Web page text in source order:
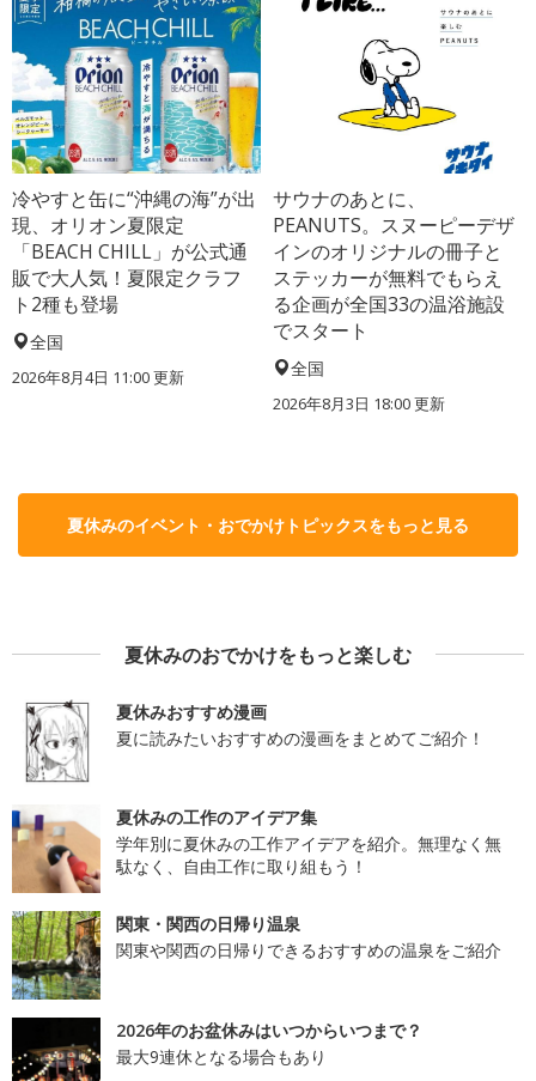
冷やすと缶に“沖縄の海”が出
現、オリオン夏限定
「BEACH CHILL」が公式通
販で大人気！夏限定クラフ
ト2種も登場
全国
2026年8月4日 11:00更新
サウナのあとに、
PEANUTS。スヌーピーデザ
インのオリジナルの冊子と
ステッカーが無料でもらえ
る企画が全国33の温浴施設
でスタート
全国
2026年8月3日 18:00更新
夏休みのイベント・おでかけトピックスをもっと見る
夏休みのおでかけをもっと楽しむ
夏休みおすすめ漫画
夏に読みたいおすすめの漫画をまとめてご紹介！
夏休みの工作のアイデア集
学年別に夏休みの工作アイデアを紹介。無理なく無
駄なく、自由工作に取り組もう！
関東・関西の日帰り温泉
関東や関西の日帰りできるおすすめの温泉をご紹介
2026年のお盆休みはいつからいつまで？
最大9連休となる場合もあり